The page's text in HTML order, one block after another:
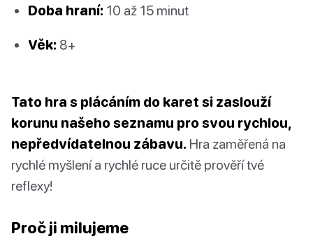
Doba hraní: 10 až 15 minut
Věk: 8+
Tato hra s plácáním do karet si zaslouží
korunu našeho seznamu pro svou rychlou,
nepředvídatelnou zábavu. Hra zaměřená na
rychlé myšlení a rychlé ruce určitě prověří tvé
reflexy!
Proč ji milujeme